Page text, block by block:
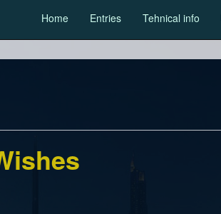
Home Entries Tehnical info